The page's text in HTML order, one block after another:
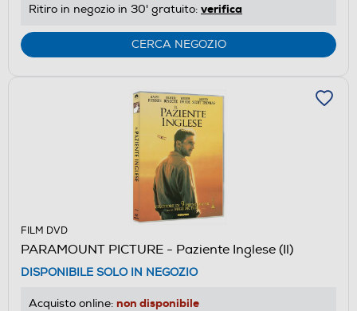
Ritiro in negozio in 30' gratuito: verifica
CERCA NEGOZIO
FILM DVD
PARAMOUNT PICTURE - Paziente Inglese (Il)
DISPONIBILE SOLO IN NEGOZIO
Acquisto online: non disponibile